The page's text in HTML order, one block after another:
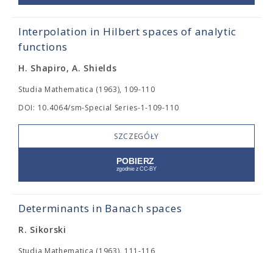
Interpolation in Hilbert spaces of analytic
functions
H. Shapiro, A. Shields
Studia Mathematica (1963), 109-110
DOI: 10.4064/sm-Special Series-1-109-110
SZCZEGÓŁY
Determinants in Banach spaces
R. Sikorski
Studia Mathematica (1963), 111-116